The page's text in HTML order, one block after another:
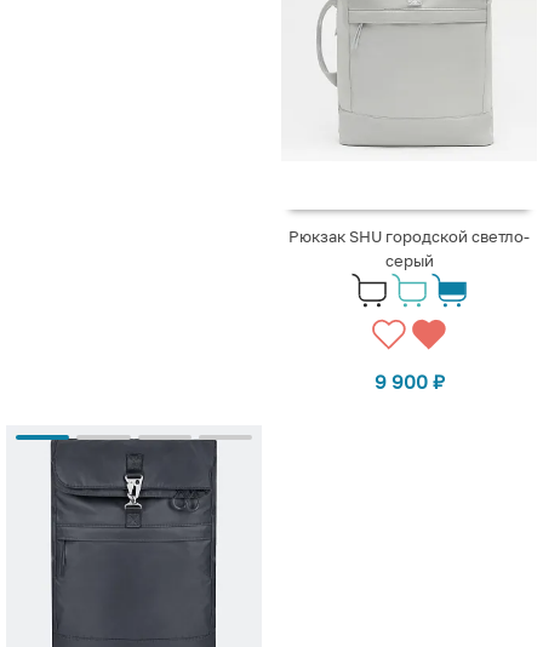
Рюкзак SHU городской светло-
серый
9 900 ₽